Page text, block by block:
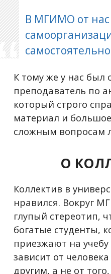
В МГИМО от
К тому же у нас был
преподаватель по
который строго
материал и
сложным вопросам
О
Коллектив в
нравился. Вокруг
глупый стереотип,
богатые студенты,
приезжают на
зависит от
другим, а не от